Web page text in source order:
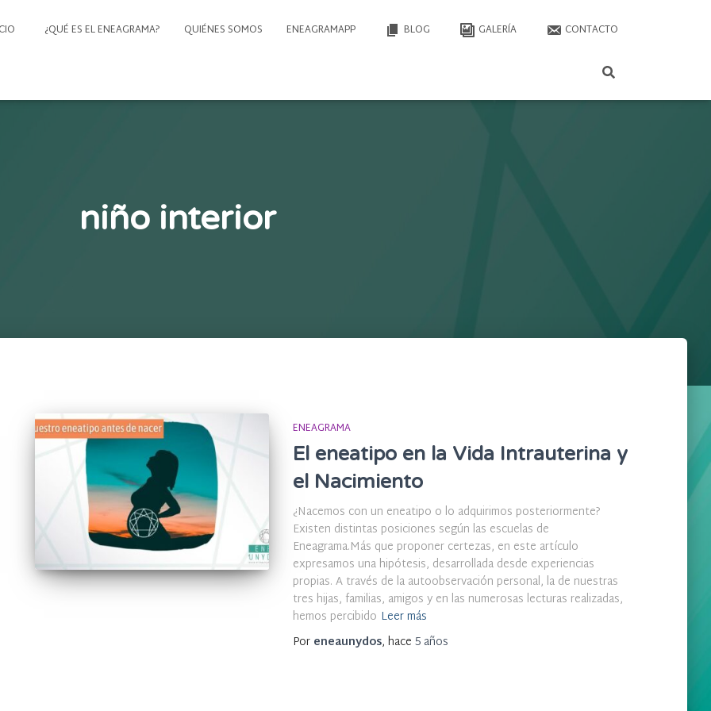
¿QUÉ ES EL ENEAGRAMA? QUIÉNES SOMOS ENEAGRAMAPP BLOG GALERÍA CONTACTO
niño interior
ENEAGRAMA
El eneatipo en la Vida Intrauterina y
el Nacimiento
¿Nacemos con un eneatipo o lo adquirimos posteriormente?
Existen distintas posiciones según las escuelas de
Eneagrama.Más que proponer certezas, en este artículo
expresamos una hipótesis, desarrollada desde experiencias
propias. A través de la autoobservación personal, la de nuestras
tres hijas, familias, amigos y en las numerosas lecturas realizadas,
hemos percibido Leer más
Por eneaunydos, hace 5 años